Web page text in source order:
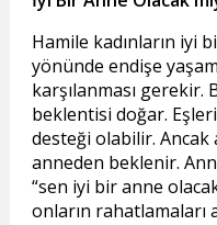
Hamile kadınların iyi
yönünde endişe
karşılanması
beklentisi doğar.
desteği olabilir. Ancak
anneden beklenir.
“sen iyi bir anne
onların rahatlamaları